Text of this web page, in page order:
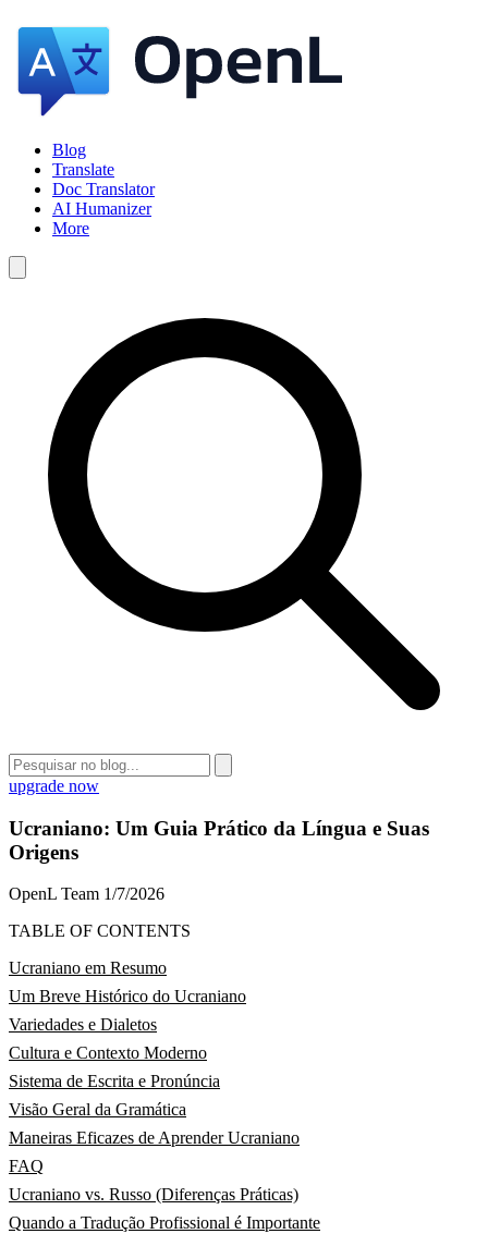
Blog
Translate
Doc Translator
AI Humanizer
More
upgrade now
Ucraniano: Um Guia Prático da Língua e Suas
Origens
OpenL Team 1/7/2026
TABLE OF CONTENTS
Ucraniano em Resumo
Um Breve Histórico do Ucraniano
Variedades e Dialetos
Cultura e Contexto Moderno
Sistema de Escrita e Pronúncia
Visão Geral da Gramática
Maneiras Eficazes de Aprender Ucraniano
FAQ
Ucraniano vs. Russo (Diferenças Práticas)
Quando a Tradução Profissional é Importante